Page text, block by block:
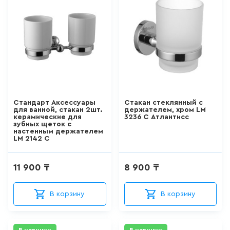
ДЛЯ КУХНИ С ВЫДВИЖНЫМ
ДЛЯ КУХНИ С ГИБКИМ
ИЗЛИВОМ
ДЛЯ КУХНИ С
ВОДЫ
141 товаров
Стандарт Аксессуары
для ванной, стакан 2шт.
керамические для
зубных щеток с
настенным держателем
LM 2142 С
11 900 ₸
В корзину
Стакан стеклянный с
держателем, хром LM
3236 C Атлантисс
8 900 ₸
В корзину